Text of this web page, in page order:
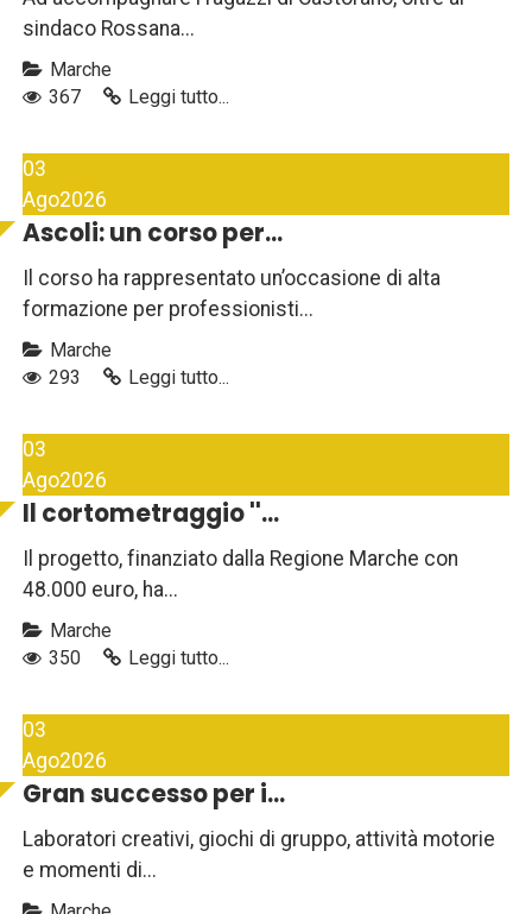
sindaco Rossana...
Marche
367
Leggi tutto...
03
Ago2026
Ascoli: un corso per...
Il corso ha rappresentato un’occasione di alta
formazione per professionisti...
Marche
293
Leggi tutto...
03
Ago2026
Il cortometraggio ''...
Il progetto, finanziato dalla Regione Marche con
48.000 euro, ha...
Marche
350
Leggi tutto...
03
Ago2026
Gran successo per i...
Laboratori creativi, giochi di gruppo, attività motorie
e momenti di...